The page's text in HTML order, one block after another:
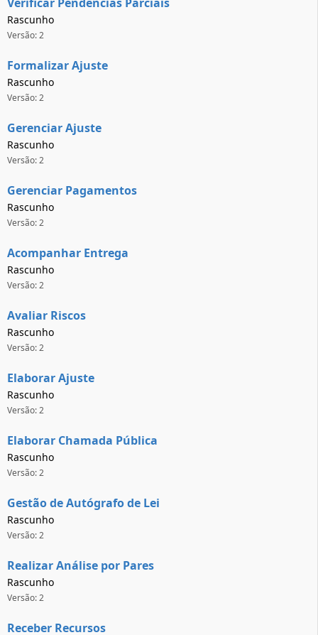
Rascunho
Versão: 2
Formalizar Ajuste
Rascunho
Versão: 2
Gerenciar Ajuste
Rascunho
Versão: 2
Gerenciar Pagamentos
Rascunho
Versão: 2
Acompanhar Entrega
Rascunho
Versão: 2
Avaliar Riscos
Rascunho
Versão: 2
Elaborar Ajuste
Rascunho
Versão: 2
Elaborar Chamada Pública
Rascunho
Versão: 2
Gestão de Autógrafo de Lei
Rascunho
Versão: 2
Realizar Análise por Pares
Rascunho
Versão: 2
Receber Recursos